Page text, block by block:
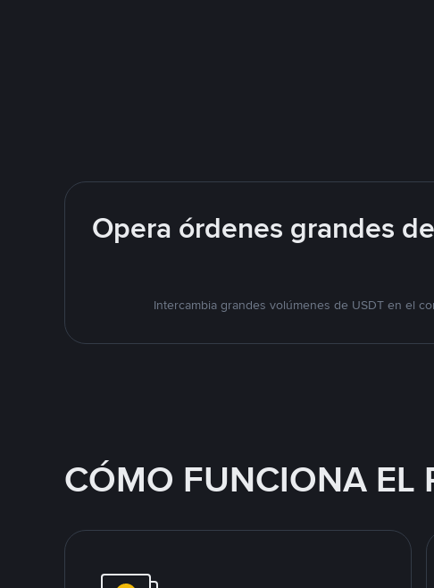
Opera órdenes grandes
Intercambia grandes volúmenes de USDT en el
CÓMO FUNCIONA EL